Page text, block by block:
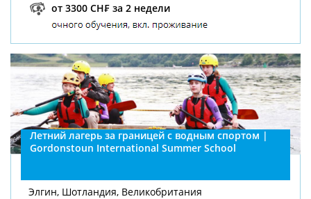
от 3300 CH₣ за 2 недели
Летний лагерь за границей с водным спортом |
Gordonstoun International Summer School
Элгин, Шотландия, Великобритания